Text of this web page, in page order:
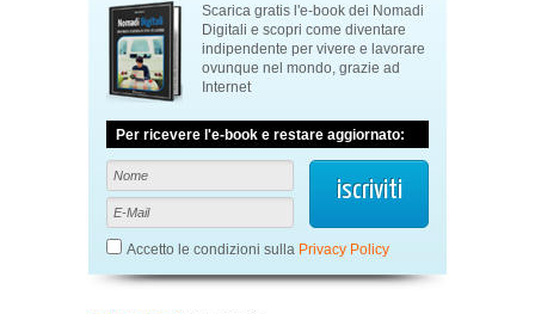
Scarica gratis l'e-book dei Nomadi
Digitali e scopri come diventare
indipendente per vivere e lavorare
ovunque nel mondo, grazie ad
Internet
Per ricevere l'e-book e restare aggiornato:
Accetto le condizioni sulla Privacy Policy